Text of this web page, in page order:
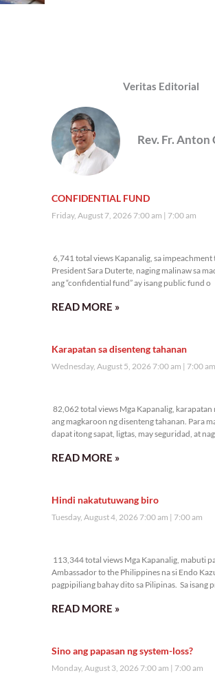
Veritas Editorial
Rev. Fr. Anton
CONFIDENTIAL FUND
Friday, August 7, 2026 7:00 am 7:00 am
6,741 total views Kapanalig, sa impeachment
President Sara Duterte, naging malinaw sa
ang “confidential fund” ay isang public fund o
READ MORE »
Karapatan sa disenteng tahanan
Wednesday, August 5, 2026 7:00 am 7:00 am
82,062 total views Mga Kapanalig, karapatan
ang magkaroon ng disenteng tahanan. Para
dapat itong sapat, ligtas, may seguridad, at
READ MORE »
Hindi nakatutuwang biro
Tuesday, August 4, 2026 7:00 am 7:00 am
113,344 total views Mga Kapanalig, mabuti
Ambassador to the Philippines na si Endo
pagpipiliang bahay dito sa Pilipinas. Sa isang
READ MORE »
Sino ang papasan ng system-loss?
Monday, August 3, 2026 7:00 am 7:00 am